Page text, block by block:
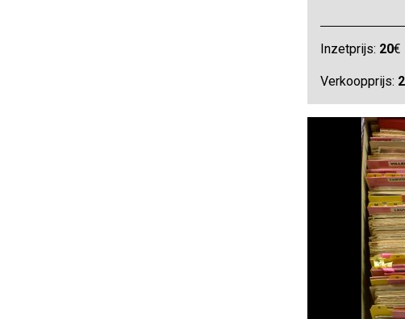
Inzetprijs: 20€
Verkoopprijs: